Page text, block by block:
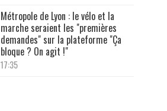
Métropole de Lyon : le vélo et la
marche seraient les "premières
demandes" sur la plateforme "Ça
bloque ? On agit !"
17:35